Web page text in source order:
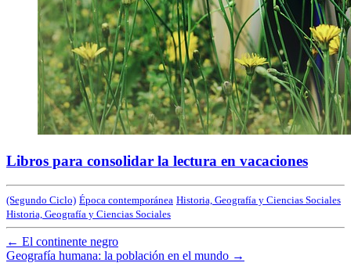
Libros para consolidar la lectura en vacaciones
(Segundo Ciclo) Época contemporánea Historia, Geografía y Ciencias Sociales
Historia, Geografía y Ciencias Sociales
← El continente negro
Geografía humana: la población en el mundo →